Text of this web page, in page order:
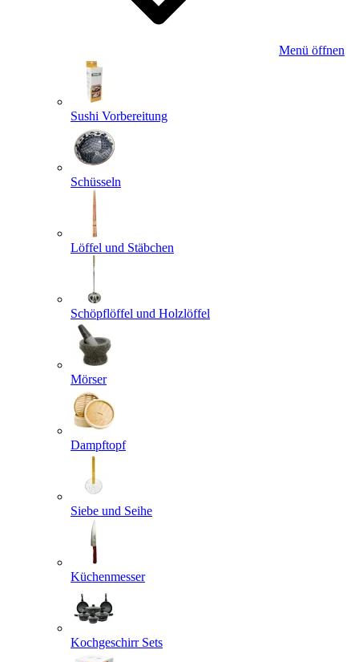
Menü öffnen
Sushi Vorbereitung
Schüsseln
Löffel und Stäbchen
Schöpflöffel und Holzlöffel
Mörser
Dampftopf
Siebe und Seihe
Küchenmesser
Kochgeschirr Sets